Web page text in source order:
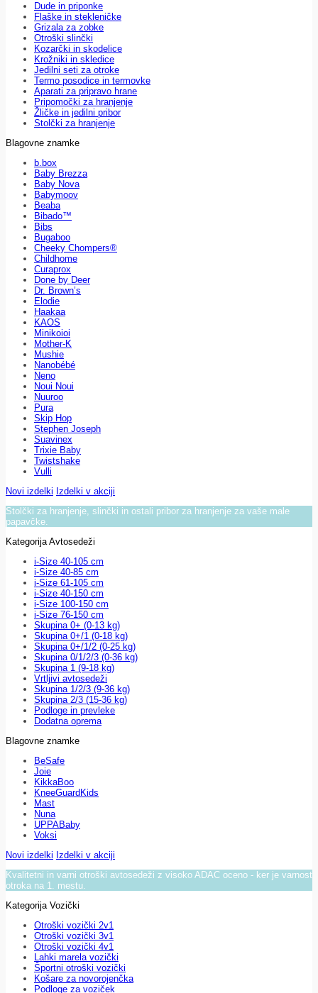
Dude in priponke
Flaške in stekleničke
Grizala za zobke
Otroški slinčki
Kozarčki in skodelice
Krožniki in skledice
Jedilni seti za otroke
Termo posodice in termovke
Aparati za pripravo hrane
Pripomočki za hranjenje
Žličke in jedilni pribor
Stolčki za hranjenje
Blagovne znamke
b.box
Baby Brezza
Baby Nova
Babymoov
Beaba
Bibado™
Bibs
Bugaboo
Cheeky Chompers®
Childhome
Curaprox
Done by Deer
Dr. Brown’s
Elodie
Haakaa
KAOS
Minikoioi
Mother-K
Mushie
Nanobébé
Neno
Noui Noui
Nuuroo
Pura
Skip Hop
Stephen Joseph
Suavinex
Trixie Baby
Twistshake
Vulli
Novi izdelki Izdelki v akciji
Stolčki za hranjenje, slinčki in ostali pribor za hranjenje za vaše male
papavčke.
Kategorija Avtosedeži
i-Size 40-105 cm
i-Size 40-85 cm
i-Size 61-105 cm
i-Size 40-150 cm
i-Size 100-150 cm
i-Size 76-150 cm
Skupina 0+ (0-13 kg)
Skupina 0+/1 (0-18 kg)
Skupina 0+/1/2 (0-25 kg)
Skupina 0/1/2/3 (0-36 kg)
Skupina 1 (9-18 kg)
Vrtljivi avtosedeži
Skupina 1/2/3 (9-36 kg)
Skupina 2/3 (15-36 kg)
Podloge in prevleke
Dodatna oprema
Blagovne znamke
BeSafe
Joie
KikkaBoo
KneeGuardKids
Mast
Nuna
UPPABaby
Voksi
Novi izdelki Izdelki v akciji
Kvalitetni in varni otroški avtosedeži z visoko ADAC oceno - ker je varnost
otroka na 1. mestu.
Kategorija Vozički
Otroški vozički 2v1
Otroški vozički 3v1
Otroški vozički 4v1
Lahki marela vozički
Športni otroški vozički
Košare za novorojenčka
Podloge za voziček